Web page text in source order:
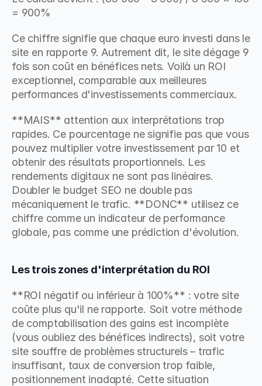
= 900%
Ce chiffre signifie que chaque euro investi dans le
site en rapporte 9. Autrement dit, le site dégage 9
fois son coût en bénéfices nets. Voilà un ROI
exceptionnel, comparable aux meilleures
performances d'investissements commerciaux.
**MAIS** attention aux interprétations trop
rapides. Ce pourcentage ne signifie pas que vous
pouvez multiplier votre investissement par 10 et
obtenir des résultats proportionnels. Les
rendements digitaux ne sont pas linéaires.
Doubler le budget SEO ne double pas
mécaniquement le trafic. **DONC** utilisez ce
chiffre comme un indicateur de performance
globale, pas comme une prédiction d'évolution.
Les trois zones d'interprétation du ROI
**ROI négatif ou inférieur à 100%** : votre site
coûte plus qu'il ne rapporte. Soit votre méthode
de comptabilisation des gains est incomplète
(vous oubliez des bénéfices indirects), soit votre
site souffre de problèmes structurels – trafic
insuffisant, taux de conversion trop faible,
positionnement inadapté. Cette situation